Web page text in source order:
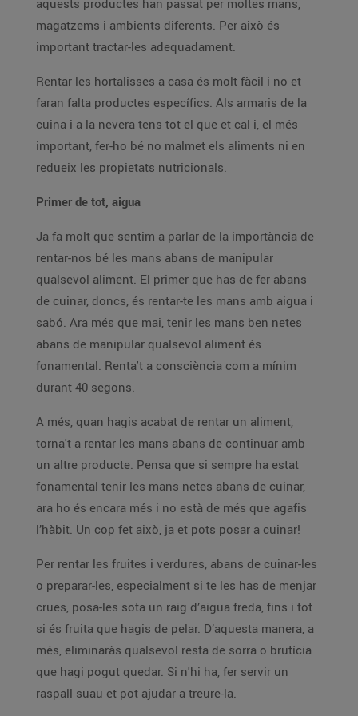
aquests productes han passat per moltes mans,
magatzems i ambients diferents. Per això és
important tractar-les adequadament.
Rentar les hortalisses a casa és molt fàcil i no et
faran falta productes específics. Als armaris de la
cuina i a la nevera tens tot el que et cal i, el més
important, fer-ho bé no malmet els aliments ni en
redueix les propietats nutricionals.
Primer de tot, aigua
Ja fa molt que sentim a parlar de la importància de
rentar-nos bé les mans abans de manipular
qualsevol aliment. El primer que has de fer abans
de cuinar, doncs, és rentar-te les mans amb aigua i
sabó. Ara més que mai, tenir les mans ben netes
abans de manipular qualsevol aliment és
fonamental. Renta't a consciència com a mínim
durant 40 segons.
A més, quan hagis acabat de rentar un aliment,
torna't a rentar les mans abans de continuar amb
un altre producte. Pensa que si sempre ha estat
fonamental tenir les mans netes abans de cuinar,
ara ho és encara més i no està de més que agafis
l’hàbit. Un cop fet això, ja et pots posar a cuinar!
Per rentar les fruites i verdures, abans de cuinar-les
o preparar-les, especialment si te les has de menjar
crues, posa-les sota un raig d’aigua freda, fins i tot
si és fruita que hagis de pelar. D’aquesta manera, a
més, eliminaràs qualsevol resta de sorra o brutícia
que hagi pogut quedar. Si n'hi ha, fer servir un
raspall suau et pot ajudar a treure-la.